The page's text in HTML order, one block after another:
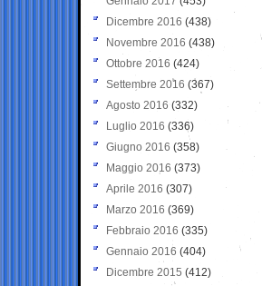
Dicembre 2016 (438)
Novembre 2016 (438)
Ottobre 2016 (424)
Settembre 2016 (367)
Agosto 2016 (332)
Luglio 2016 (336)
Giugno 2016 (358)
Maggio 2016 (373)
Aprile 2016 (307)
Marzo 2016 (369)
Febbraio 2016 (335)
Gennaio 2016 (404)
Dicembre 2015 (412)